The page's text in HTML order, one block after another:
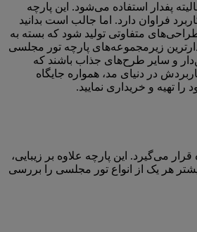
پفدار استفاده می‌شود. این پارچه
فراوان دارد. اما جالب است بدانید
متفاوتی تولید شود که بسته به
زیرمجموعه‌های پارچه تور مجلسی
و سایر طرح‌های جذاب باشند که
در دنیای مد، همواره جایگاه
تهیه و خریداری نمایید.
می‌گیرد. این پارچه علاوه بر زیبایی،
هر یک از انواع تور مجلسی را بررسی